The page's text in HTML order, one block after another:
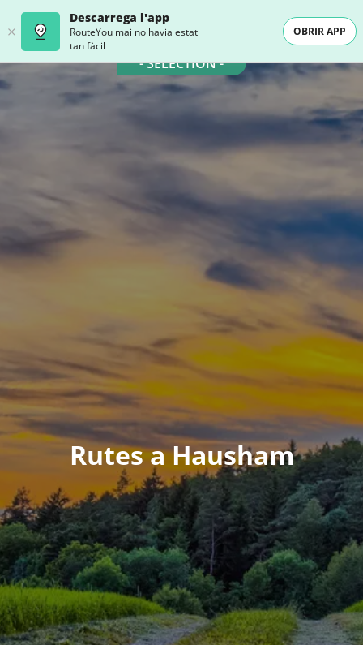
Descarrega l'app
RouteYou mai no havia estat
tan fàcil
OBRIR APP
- SELECTION -
Rutes a Hausham